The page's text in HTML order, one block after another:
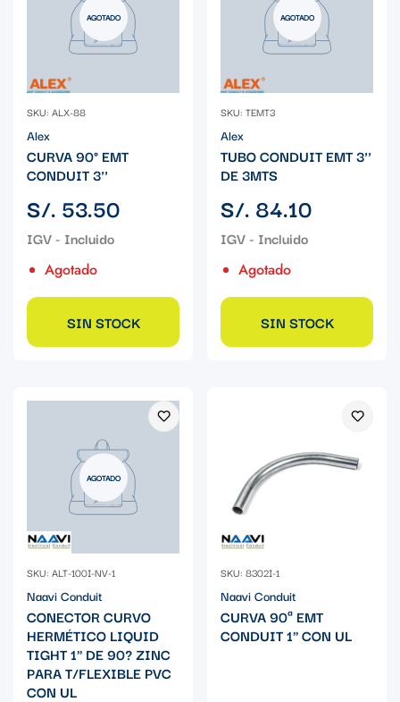
AGOTADO
SKU: ALX-88
Alex
CURVA 90° EMT
CONDUIT 3''
Precio
regular
S/. 53.50
Agotado
SIN STOCK
AGOTADO
SKU: TEMT3
Alex
TUBO CONDUIT EMT 3''
DE 3MTS
Precio
regular
S/. 84.10
Agotado
SIN STOCK
AGOTADO
SKU: ALT-100I-NV-1
Naavi Conduit
CONECTOR CURVO
HERMÉTICO LIQUID
TIGHT 1" DE 90? ZINC
PARA T/FLEXIBLE PVC
CON UL
SKU: 8302I-1
Naavi Conduit
CURVA 90ª EMT
CONDUIT 1" CON UL